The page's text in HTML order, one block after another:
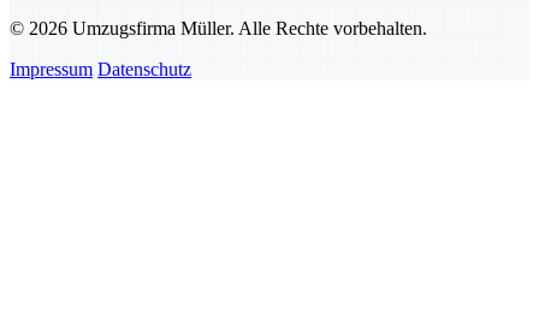
© 2026 Umzugsfirma Müller. Alle Rechte vorbehalten.
Impressum Datenschutz